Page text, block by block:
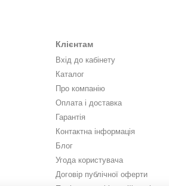
Клієнтам
Вхід до кабінету
Каталог
Про компанію
Оплата і доставка
Гарантія
Контактна інформація
Блог
Угода користувача
Договір публічної оферти